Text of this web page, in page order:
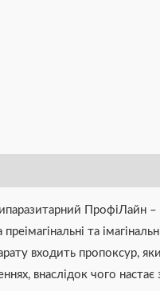
ПрофіЛайн –
та
входить пропоксур,
внаслідок чого